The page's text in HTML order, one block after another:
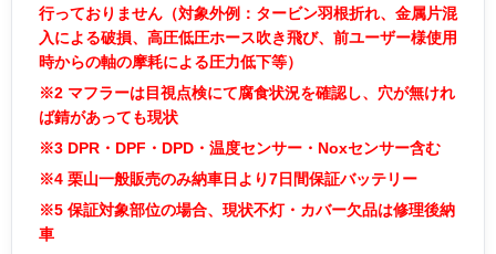
行っておりません（対象外例：タービン羽根折れ、金属片混
入による破損、高圧低圧ホース吹き飛び、前ユーザー様使用
時からの軸の摩耗による圧力低下等）
※2 マフラーは目視点検にて腐食状況を確認し、穴が無けれ
ば錆があっても現状
※3 DPR・DPF・DPD・温度センサー・Noxセンサー含む
※4 栗山一般販売のみ納車日より7日間保証バッテリー
※5 保証対象部位の場合、現状不灯・カバー欠品は修理後納
車